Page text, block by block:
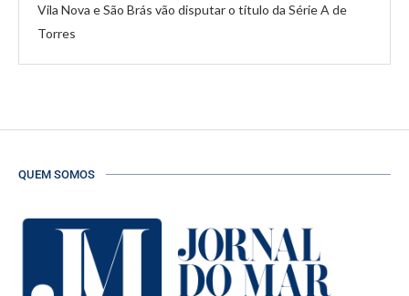
Vila Nova e São Brás vão disputar o título da Série A de
Torres
QUEM SOMOS